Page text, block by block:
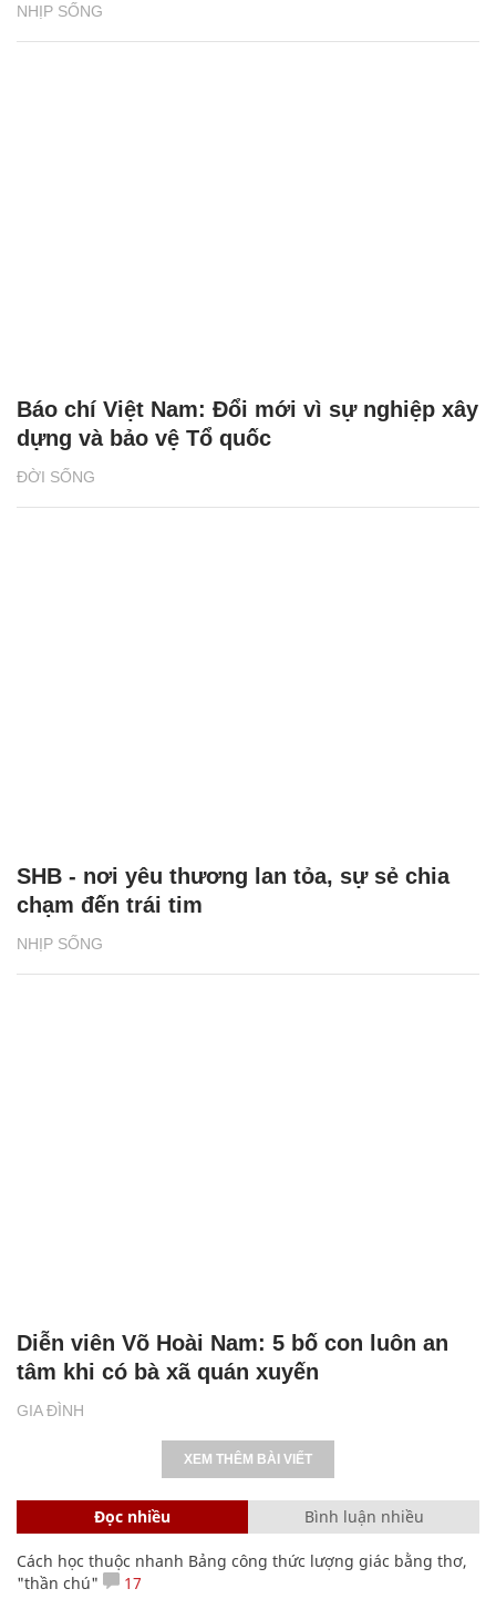
NHỊP SỐNG
ĐỜI SỐNG
Báo chí Việt Nam: Đổi mới vì sự nghiệp xây
dựng và bảo vệ Tổ quốc
NHỊP SỐNG
SHB - nơi yêu thương lan tỏa, sự sẻ chia
chạm đến trái tim
GIA ĐÌNH
Diễn viên Võ Hoài Nam: 5 bố con luôn an
tâm khi có bà xã quán xuyến
XEM THÊM BÀI VIẾT
Đọc nhiều Bình luận nhiều
Cách học thuộc nhanh Bảng công thức lượng giác bằng thơ,
"thần chú"
17